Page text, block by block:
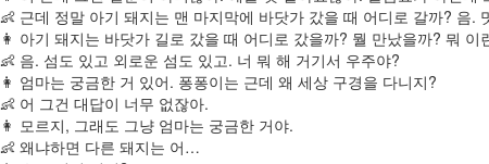
👶 근데 정말 아기 돼지는 맨 마지막에 바닷가 갔을 때 어디로 갈까? 음.
👩 아기 돼지는 바닷가 길로 갔을 때 어디로 갔을까? 뭘 만났을까? 뭐 이
👶 음. 섬도 있고 외로운 섬도 있고. 너 뭐 해 거기서 우주야?
👩 엄마는 궁금한 거 있어. 퐁퐁이는 근데 왜 세상 구경을 다니지?
👶 어 그건 대답이 너무 없잖아.
👩 모르지, 그래도 그냥 엄마는 궁금한 거야.
👶 왜냐하면 다른 돼지는 어…